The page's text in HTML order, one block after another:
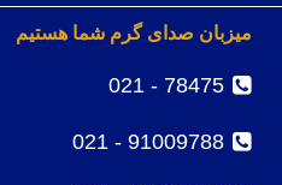
میزبان صدای گرم شما هستیم
78475 - 021
91009788 - 021